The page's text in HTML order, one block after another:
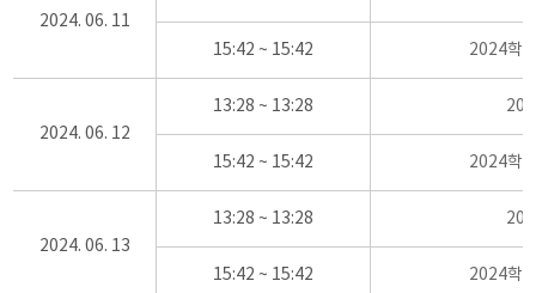
2024. 06. 11
15:42 ~ 15:42 2024학
2024. 06. 12
13:28 ~ 13:28
15:42 ~ 15:42 2024학
2024. 06. 13
13:28 ~ 13:28
15:42 ~ 15:42 2024학